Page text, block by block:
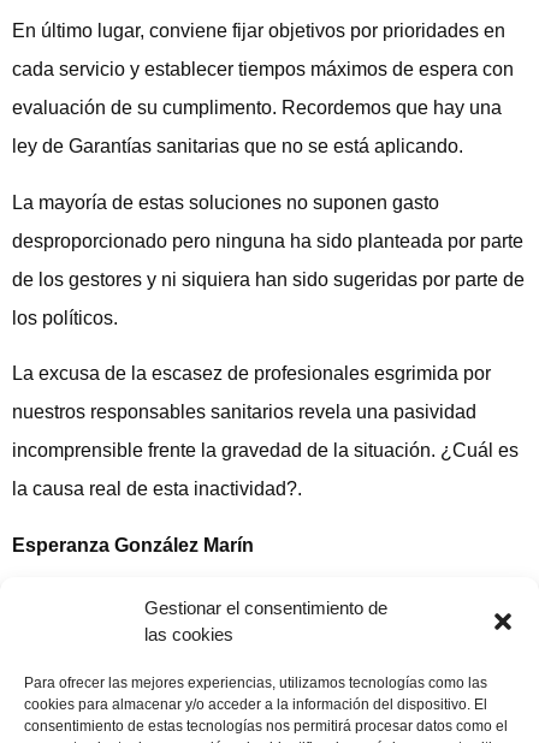
Gestionar el consentimiento de
las cookies
Para ofrecer las mejores experiencias, utilizamos tecnologías como las
cookies para almacenar y/o acceder a la información del dispositivo. El
consentimiento de estas tecnologías nos permitirá procesar datos como el
En último lugar, conviene fijar objetivos por prioridades en
cada servicio y establecer tiempos máximos de espera con
evaluación de su cumplimento. Recordemos que hay una
ley de Garantías sanitarias que no se está aplicando.
La mayoría de estas soluciones no suponen gasto
desproporcionado pero ninguna ha sido planteada por parte
de los gestores y ni siquiera han sido sugeridas por parte de
los políticos.
La excusa de la escasez de profesionales esgrimida por
nuestros responsables sanitarios revela una pasividad
incomprensible frente la gravedad de la situación. ¿Cuál es
la causa real de esta inactividad?.
Esperanza González Marín
Compartir publicación